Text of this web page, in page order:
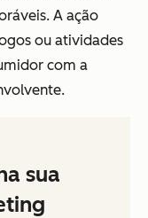
A ação
ou atividades
com a
sua